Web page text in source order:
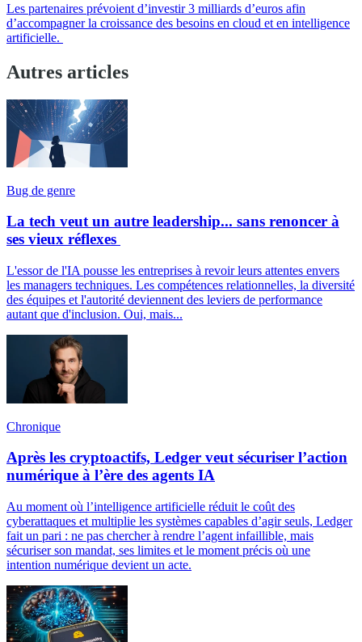
Les partenaires prévoient d’investir 3 milliards d’euros afin
d’accompagner la croissance des besoins en cloud et en intelligence
artificielle.
Autres articles
Bug de genre
La tech veut un autre leadership... sans renoncer à
ses vieux réflexes
L'essor de l'IA pousse les entreprises à revoir leurs attentes envers
les managers techniques. Les compétences relationnelles, la diversité
des équipes et l'autorité deviennent des leviers de performance
autant que d'inclusion. Oui, mais...
Chronique
Après les cryptoactifs, Ledger veut sécuriser l’action
numérique à l’ère des agents IA
Au moment où l’intelligence artificielle réduit le coût des
cyberattaques et multiplie les systèmes capables d’agir seuls, Ledger
fait un pari : ne pas chercher à rendre l’agent infaillible, mais
sécuriser son mandat, ses limites et le moment précis où une
intention numérique devient un acte.